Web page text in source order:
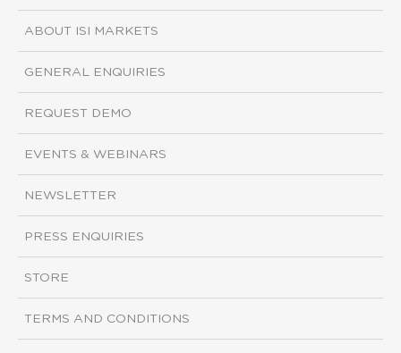
ABOUT ISI MARKETS
GENERAL ENQUIRIES
REQUEST DEMO
EVENTS & WEBINARS
NEWSLETTER
PRESS ENQUIRIES
STORE
TERMS AND CONDITIONS